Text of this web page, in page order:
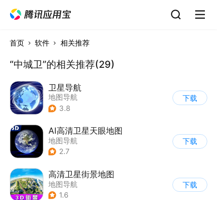
首页 软件 相关推荐
“中城卫”的相关推荐(29)
卫星导航
地图导航
3.8
下载
AI高清卫星天眼地图
地图导航
2.7
下载
高清卫星街景地图
地图导航
1.6
下载